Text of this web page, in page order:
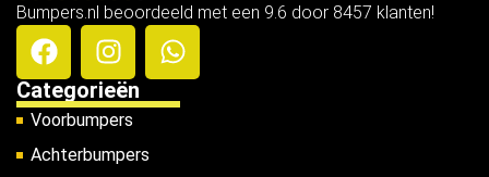
Bumpers.nl beoordeeld met een 9.6 door 8457 klanten!
Categorieën
Voorbumpers
Achterbumpers